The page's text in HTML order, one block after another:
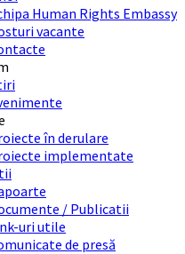
Human Rights Embassy
vacante
în derulare
implementate
/ Publicatii
uri utile
de presă